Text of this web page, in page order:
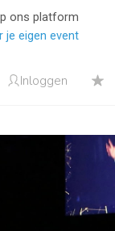
ons platform
je eigen event
Inloggen